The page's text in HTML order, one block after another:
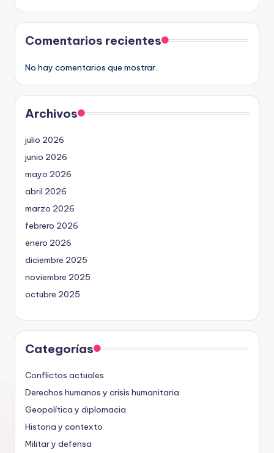
Comentarios recientes
No hay comentarios que mostrar.
Archivos
julio 2026
junio 2026
mayo 2026
abril 2026
marzo 2026
febrero 2026
enero 2026
diciembre 2025
noviembre 2025
octubre 2025
Categorías
Conflictos actuales
Derechos humanos y crisis humanitaria
Geopolítica y diplomacia
Historia y contexto
Militar y defensa